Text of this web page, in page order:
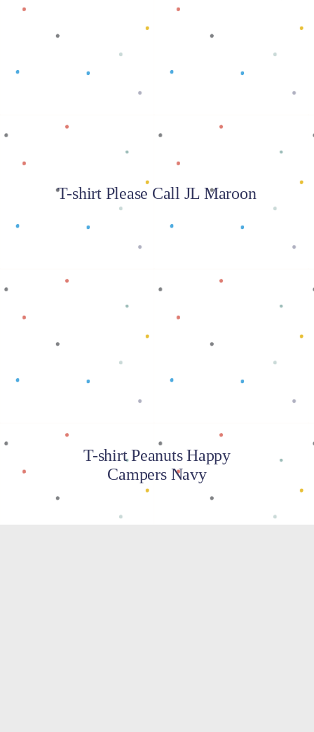
T-shirt Please Call JL Maroon
Baca selengkapnya
T-shirt Peanuts Happy
Campers Navy